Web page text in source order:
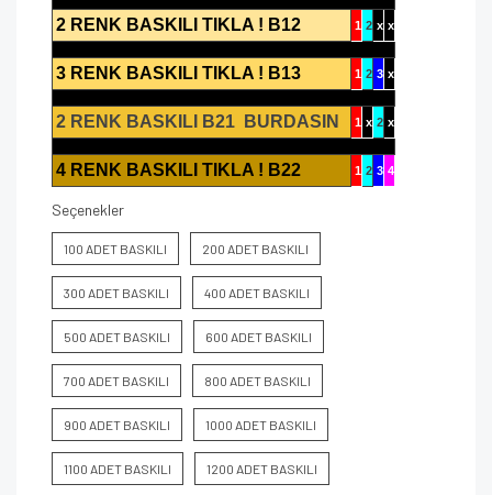
2 RENK BASKILI TIKLA ! B12 1 2 x x
3 RENK BASKILI TIKLA ! B13 1 2 3 x
2 RENK BASKILI B21 BURDASIN 1 x 2 x
4 RENK BASKILI TIKLA ! B22 1 2 3 4
Seçenekler
100 ADET BASKILI 200 ADET BASKILI
300 ADET BASKILI 400 ADET BASKILI
500 ADET BASKILI 600 ADET BASKILI
700 ADET BASKILI 800 ADET BASKILI
900 ADET BASKILI 1000 ADET BASKILI
1100 ADET BASKILI 1200 ADET BASKILI